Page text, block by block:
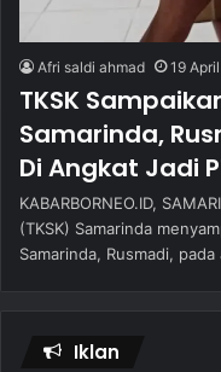
Afri saldi ahmad 19
TKSK
Samarinda,
Di Angkat Jadi
KABARBORNEO.ID,
(TKSK) Samarinda
Samarinda, Rusmadi,
Iklan